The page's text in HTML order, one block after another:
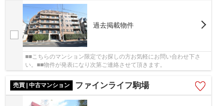
過去掲載物件
■■こちらのマンション限定でお探しの方お気軽にお問い合わせ下さ
い。■■物件が発表になり次第ご連絡させて頂きます。
売買 | 中古マンション ファインライフ駒場